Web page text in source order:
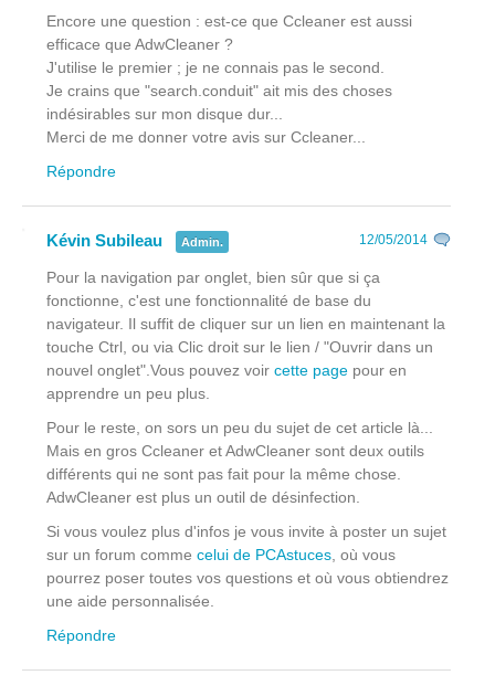
Encore une question : est-ce que Ccleaner est aussi
efficace que AdwCleaner ?
J'utilise le premier ; je ne connais pas le second.
Je crains que "search.conduit" ait mis des choses
indésirables sur mon disque dur...
Merci de me donner votre avis sur Ccleaner...
Répondre
Kévin Subileau Admin. 12/05/2014
Pour la navigation par onglet, bien sûr que si ça
fonctionne, c'est une fonctionnalité de base du
navigateur. Il suffit de cliquer sur un lien en maintenant la
touche Ctrl, ou via Clic droit sur le lien / "Ouvrir dans un
nouvel onglet".Vous pouvez voir cette page pour en
apprendre un peu plus.
Pour le reste, on sors un peu du sujet de cet article là...
Mais en gros Ccleaner et AdwCleaner sont deux outils
différents qui ne sont pas fait pour la même chose.
AdwCleaner est plus un outil de désinfection.
Si vous voulez plus d'infos je vous invite à poster un sujet
sur un forum comme celui de PCAstuces, où vous
pourrez poser toutes vos questions et où vous obtiendrez
une aide personnalisée.
Répondre